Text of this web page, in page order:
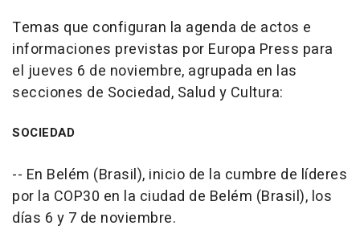
Temas que configuran la agenda de actos e
informaciones previstas por Europa Press para
el jueves 6 de noviembre, agrupada en las
secciones de Sociedad, Salud y Cultura:
SOCIEDAD
-- En Belém (Brasil), inicio de la cumbre de líderes
por la COP30 en la ciudad de Belém (Brasil), los
días 6 y 7 de noviembre.